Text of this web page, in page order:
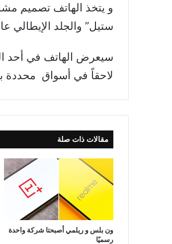
ستيل” والجلد الإيطالي
سيعرض الهاتف في أحد
لاحقاً في أسواق محددة بسعر 2400
مقالات ذات صلة
ون بلس و ريلمي أصبحتا شركة واحدة
رسميًا